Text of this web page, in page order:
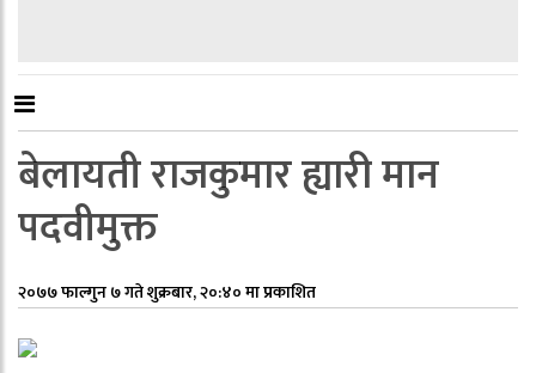
बेलायती राजकुमार ह्यारी मान
पदवीमुक्त
२०७७ फाल्गुन ७ गते शुक्रबार, २०:४० मा प्रकाशित